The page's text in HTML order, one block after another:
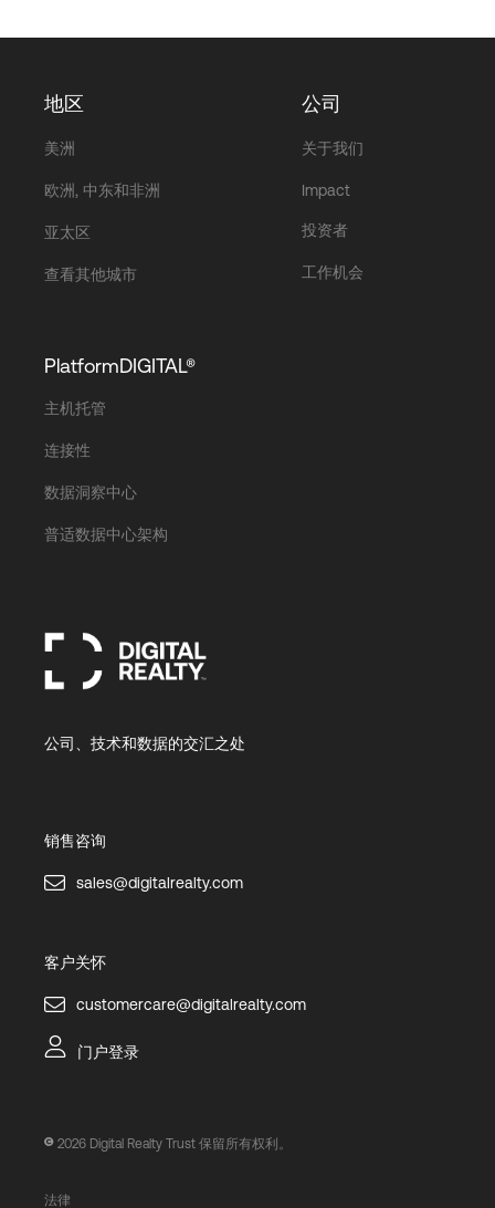
地区
美洲
欧洲, 中东和非洲
亚太区
查看其他城市
公司
关于我们
Impact
投资者
工作机会
PlatformDIGITAL®
主机托管
连接性
数据洞察中心
普适数据中心架构
公司、技术和数据的交汇之处
销售咨询
sales@digitalrealty.com
客户关怀
customercare@digitalrealty.com
门户登录
2026 Digital Realty Trust 保留所有权利。
法律